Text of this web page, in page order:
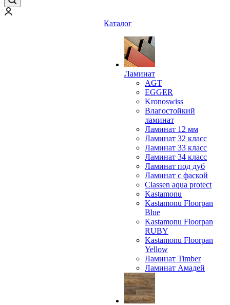
Каталог
Ламинат
AGT
EGGER
Kronoswiss
Влагостойкий
ламинат
Ламинат 12 мм
Ламинат 32 класс
Ламинат 33 класс
Ламинат 34 класс
Ламинат под дуб
Ламинат с фаской
Classen aqua protect
Kastamonu
Kastamonu Floorpan
Blue
Kastamonu Floorpan
RUBY
Kastamonu Floorpan
Yellow
Ламинат Timber
Ламинат Амадей